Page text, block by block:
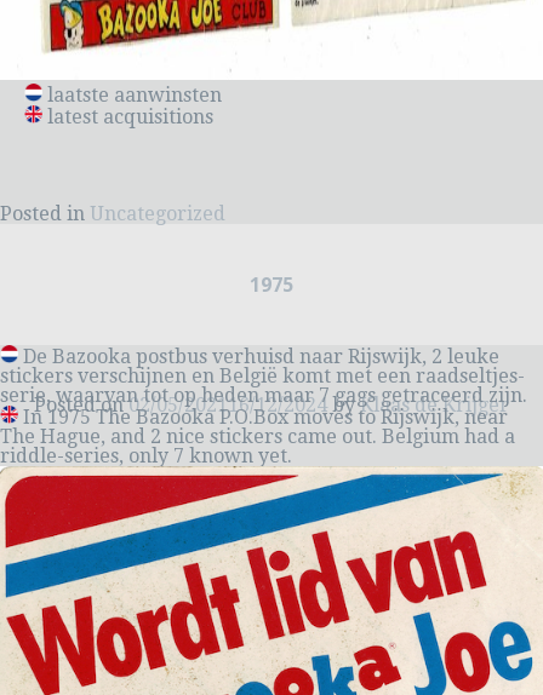
laatste aanwinsten
latest acquisitions
Posted in Uncategorized
1975
Posted on02/05/202116/12/2024 byKlaas de Krijger
De Bazooka postbus verhuisd naar Rijswijk, 2 leuke
stickers verschijnen en België komt met een raadseltjes-
serie, waarvan tot op heden maar 7 gags getraceerd zijn.
In 1975 The Bazooka P.O.Box moves to Rijswijk, near
The Hague, and 2 nice stickers came out. Belgium had a
riddle-series, only 7 known yet.